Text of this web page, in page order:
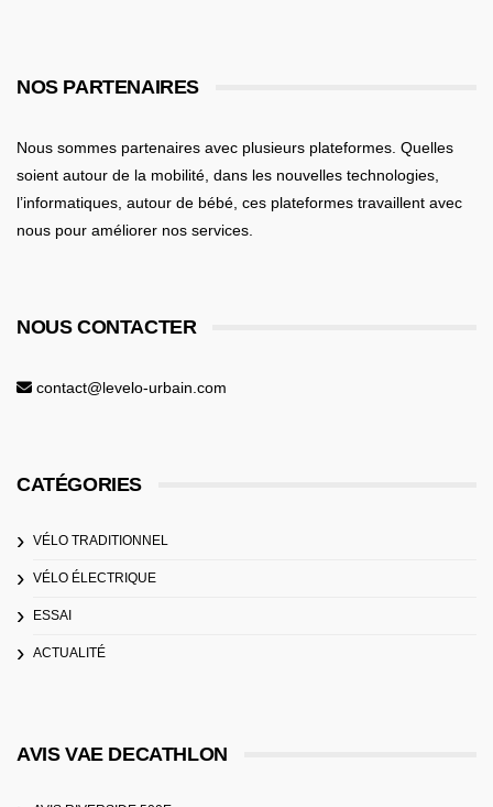
NOS PARTENAIRES
Nous sommes partenaires avec plusieurs plateformes. Quelles
soient autour de la mobilité , dans les nouvelles technologies,
l’informatiques, autour de bébé , ces plateformes travaillent avec
nous pour améliorer nos services.
NOUS CONTACTER
contact@levelo-urbain.com
CATÉGORIES
VÉLO TRADITIONNEL
VÉLO ÉLECTRIQUE
ESSAI
ACTUALITÉ
AVIS VAE DECATHLON